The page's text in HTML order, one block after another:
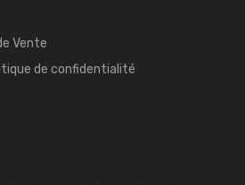
Vente
de confidentialité